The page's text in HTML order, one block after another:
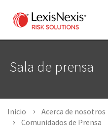
Sala de prensa
Inicio Acerca de nosotros
Comunidados de Prensa